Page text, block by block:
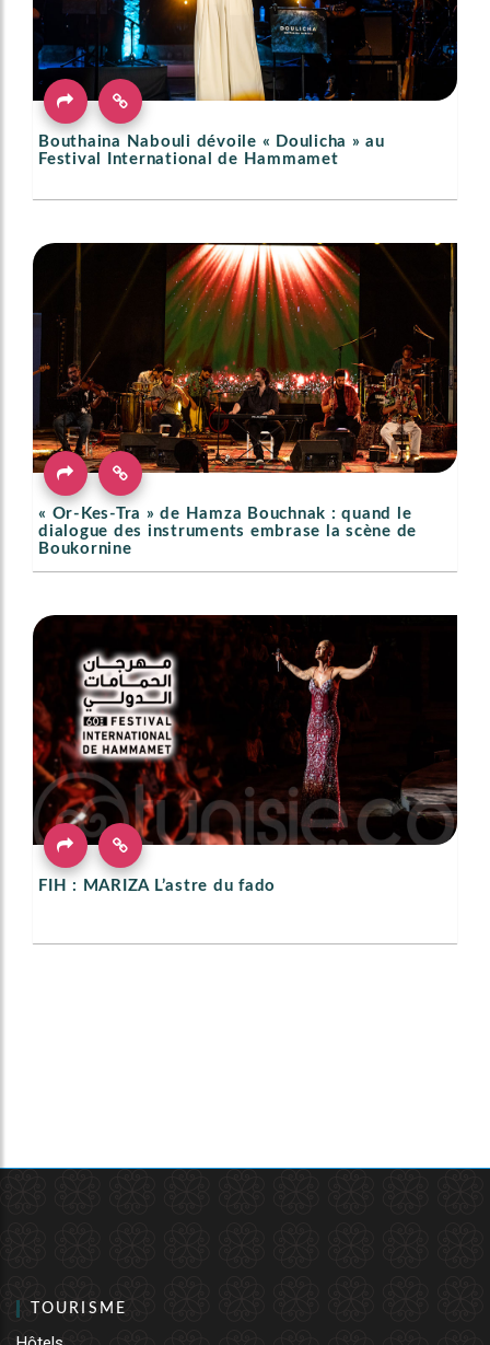
Bouthaina Nabouli dévoile « Doulicha » au
Festival International de Hammamet
« Or-Kes-Tra » de Hamza Bouchnak : quand le
dialogue des instruments embrase la scène de
Boukornine
FIH : MARIZA L’astre du fado
TOURISME